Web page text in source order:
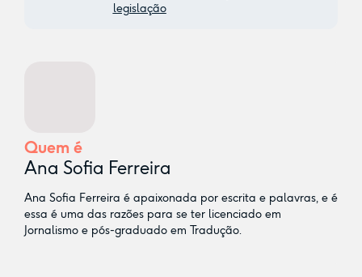
legislação
Quem é
Ana Sofia Ferreira
Ana Sofia Ferreira é apaixonada por escrita e palavras, e é
essa é uma das razões para se ter licenciado em
Jornalismo e pós-graduado em Tradução.